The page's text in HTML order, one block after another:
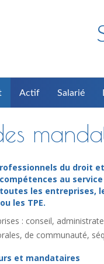
Actif Salarié
du droit et
au
les entreprises,
les TPE.
: conseil,
de communauté,
et mandataires